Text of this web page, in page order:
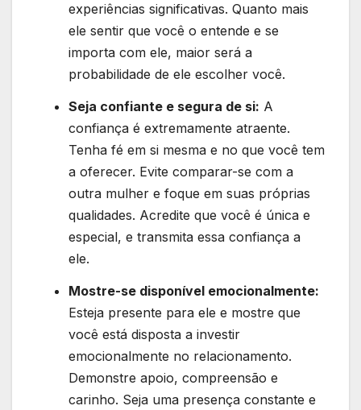
experiências significativas. Quanto mais
ele sentir que você o entende e se
importa com ele, maior será a
probabilidade de ele escolher você.
Seja confiante e segura de si: A
confiança é extremamente atraente.
Tenha fé em si mesma e no que você tem
a oferecer. Evite comparar-se com a
outra mulher e foque em suas próprias
qualidades. Acredite que você é única e
especial, e transmita essa confiança a
ele.
Mostre-se disponível emocionalmente:
Esteja presente para ele e mostre que
você está disposta a investir
emocionalmente no relacionamento.
Demonstre apoio, compreensão e
carinho. Seja uma presença constante e